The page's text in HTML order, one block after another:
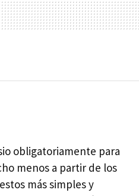
obligatoriamente para
menos a partir de los
más simples y